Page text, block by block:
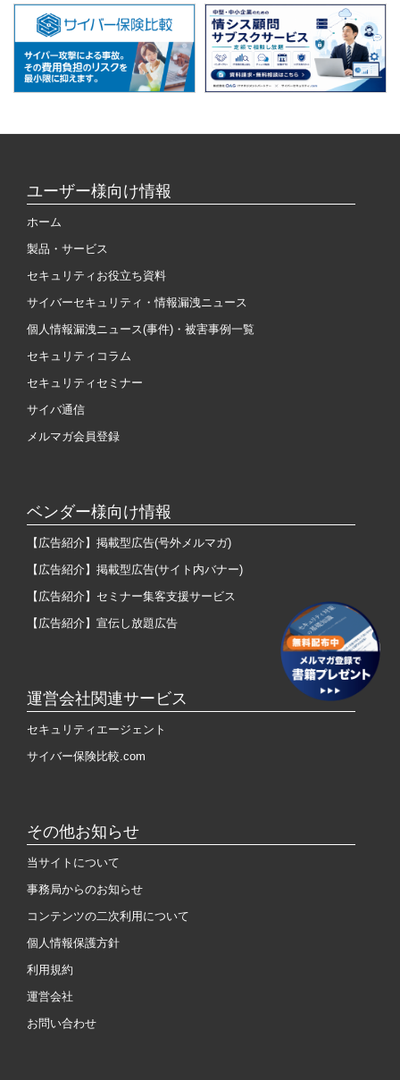
ユーザー様向け情報
ホーム
製品・サービス
セキュリティお役立ち資料
サイバーセキュリティ・情報漏洩ニュース
個人情報漏洩ニュース(事件)・被害事例一覧
セキュリティコラム
セキュリティセミナー
サイバ通信
メルマガ会員登録
ベンダー様向け情報
【広告紹介】掲載型広告(号外メルマガ)
【広告紹介】掲載型広告(サイト内バナー)
【広告紹介】セミナー集客支援サービス
【広告紹介】宣伝し放題広告
運営会社関連サービス
セキュリティエージェント
サイバー保険比較.com
その他お知らせ
当サイトについて
事務局からのお知らせ
コンテンツの二次利用について
個人情報保護方針
利用規約
運営会社
お問い合わせ